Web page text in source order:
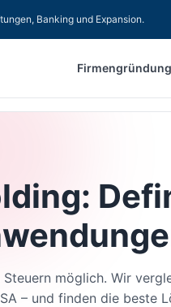
Banking und Expansion.
Firmengründung
Steuern möglich. Wir
– und finden die beste